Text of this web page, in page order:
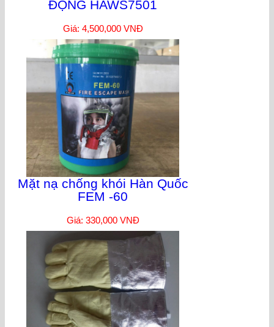
ĐỘNG HAWS7501
Giá: 4,500,000 VNĐ
Mặt nạ chống khói Hàn Quốc
FEM -60
Giá: 330,000 VNĐ